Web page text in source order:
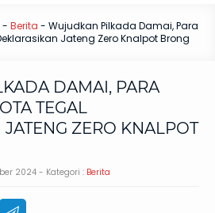
- Berita - Wujudkan Pilkada Damai, Para
Jateng Zero Knalpot Brong
DAMAI, PARA
TEGAL
ZERO KNALPOT
2024 - Kategori : Berita